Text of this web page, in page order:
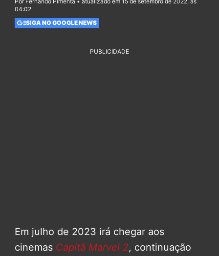
04:02
SIGA NO GOOGLE NEWS
PUBLICIDADE
Em julho de 2023 irá chegar aos
cinemas Capitã Marvel 2, continuação